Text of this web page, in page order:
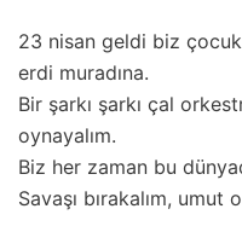
23 nisan geldi biz
erdi muradına.
Bir şarkı şarkı çal
oynayalım.
Biz her zaman bu
Savaşı bırakalım, umut